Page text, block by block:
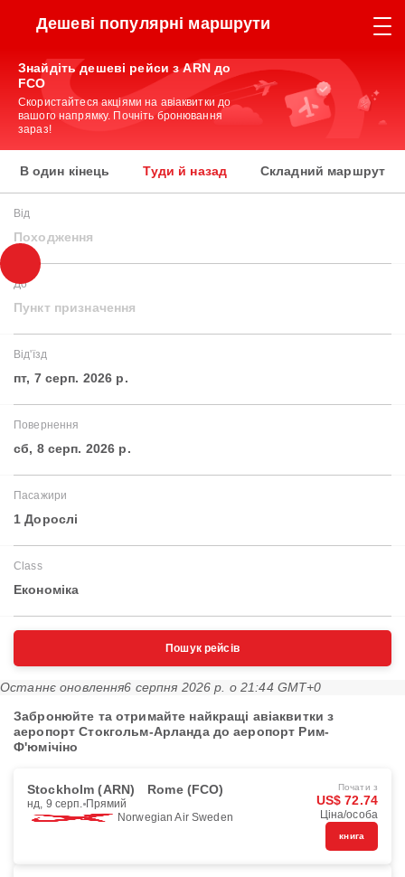
Дешеві популярні маршрути
Знайдіть дешеві рейси з ARN до
FCO
Скористайтеся акціями на авіаквитки до
вашого напрямку. Почніть бронювання
зараз!
В один кінець Туди й назад Складний маршрут
Від
Походження
До
Пункт призначення
Від'їзд
пт, 7 серп. 2026 р.
Повернення
сб, 8 серп. 2026 р.
Пасажири
1 Дорослі
Class
Економіка
Пошук рейсів
Останнє оновлення6 серпня 2026 р. о 21:44 GMT+0
Забронюйте та отримайте найкращі авіаквитки з
аеропорт Стокгольм-Арланда до аеропорт Рим-
Ф'юмічіно
Stockholm (ARN) Rome (FCO)
нд, 9 серп. Прямий
Norwegian Air Sweden
Почати з
US$ 72.74
Ціна/особа
книга